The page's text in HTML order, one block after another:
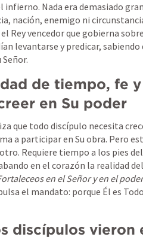
infierno. Nada era demasiado
nación, enemigo ni
Rey vencedor que gobierna
levantarse y predicar,
de tiempo, fe
en Su poder
que todo discípulo necesita
a participar en Su obra. Pero
Requiere tiempo a los pies
en el corazón la realidad
en el Señor y en el
el mandato: porque Él es
discípulos vieron